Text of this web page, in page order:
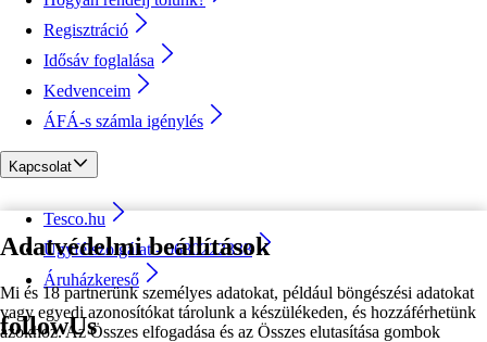
Adatvédelmi beállítások
Mi és 18 partnerünk személyes adatokat, például böngészési adatokat
vagy egyedi azonosítókat tárolunk a készülékeden, és hozzáférhetünk
azokhoz. Az Összes elfogadása és az Összes elutasítása gombok
Regisztráció
Idősáv foglalása
Kedvenceim
ÁFÁ-s számla igénylés
Kapcsolat
Tesco.hu
Ügyfélszolgálat - 0680222333
Áruházkereső
followUs